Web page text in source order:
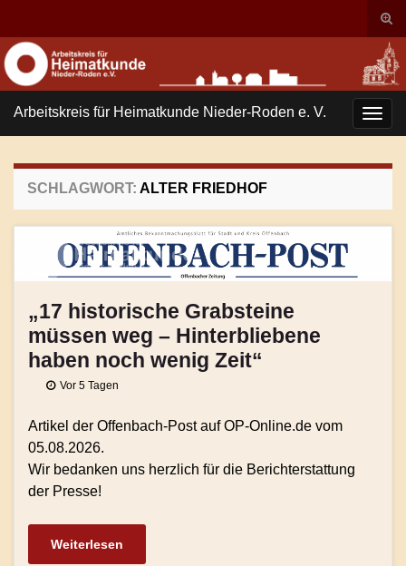
Search for:
Arbeitskreis für Heimatkunde Nieder-Roden e. V.
SCHLAGWORT: ALTER FRIEDHOF
„17 historische Grabsteine
müssen weg – Hinterbliebene
haben noch wenig Zeit“
Vor 5 Tagen
Artikel der Offenbach-Post auf OP-Online.de vom
05.08.2026.
Wir bedanken uns herzlich für die Berichterstattung
der Presse!
Weiterlesen